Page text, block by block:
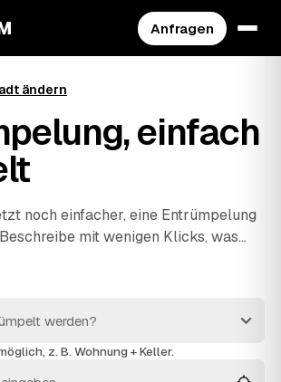
Anfragen
ändern
einfach
noch einfacher, eine Entrümpelung
mit wenigen Klicks, was
passende Festpreis-Angebote
schnell aus und entsorgen alles
dies die praktischste Art, deine
z. B. Wohnung + Keller.